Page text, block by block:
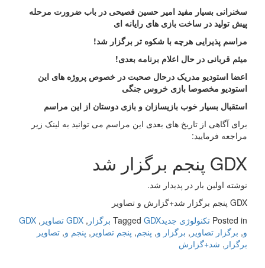
سخنرانی بسیار مفید امیر حسین فصیحی در باب ضرورت مرحله
پیش تولید در ساخت بازی های رایانه ای
مراسم پذیرایی هرچه با شکوه تر برگزار شد!
میثم قربانی در حال اعلام برنامه بعدی!
اعضا استودیو مدریک درحال صحبت در خصوص پروژه های این
استودیو مخصوصا بازی خروس جنگی
استقبال بسیار خوب بازیسازان و بازی دوستان از این مراسم
برای آگاهی از تاریخ های بعدی این مراسم می توانید به لینک زیر
مراجعه فرمایید:
GDX پنجم برگزار شد
نوشته اولین بار در پدیدار شد.
GDX پنجم برگزار شد+گزارش و تصاویر
Posted in تکنولوژی جدید Tagged GDX برگزار , GDX تصاویر ,
GDX
و, برگزار تصاویر , برگزار و, پنجم, پنجم تصاویر , پنجم و, تصاویر
برگزار , شد+گزارش